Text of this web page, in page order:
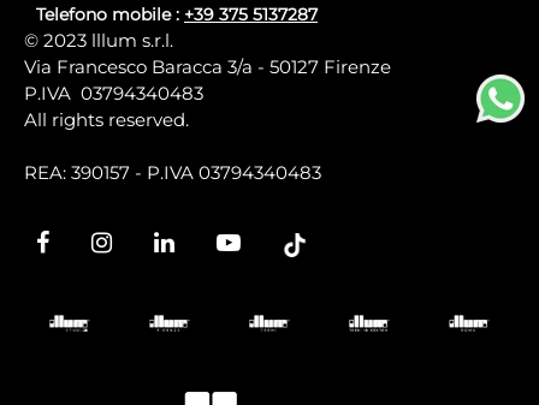
Telefono mobile : +39 375 5137287
© 2023 lllum s.r.l.
Via Francesco Baracca 3/a - 50127 Firenze
P.IVA 03794340483
All rights reserved.
REA: 390157 - P.IVA 03794340483